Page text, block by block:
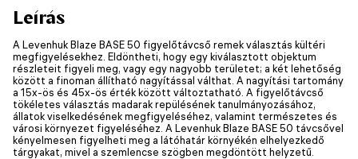
Leírás
A Levenhuk Blaze BASE 50 figyelőtávcső remek választás kültéri
megfigyelésekhez. Eldöntheti, hogy egy kiválasztott objektum
részleteit figyeli meg, vagy egy nagyobb területet; a két lehetőség
között a finoman állítható nagyítással válthat. A nagyítási tartomány
a 15x-ös és 45x-ös érték között változtatható. A figyelőtávcső
tökéletes választás madarak repülésének tanulmányozásához,
állatok viselkedésének megfigyeléséhez, valamint természetes és
városi környezet figyeléséhez. A Levenhuk Blaze BASE 50 távcsővel
kényelmesen figyelheti meg a látóhatár környékén elhelyezkedő
tárgyakat, mivel a szemlencse szögben megdöntött helyzetű.